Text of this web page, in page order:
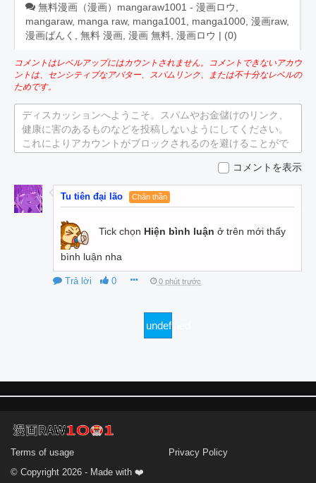
無料漫画（漫画）mangaraw1001 - 漫画ロウ,
mangaraw, manga raw, manga1001, manga1000, 漫画raw,
漫画ばんく, 無料 漫画, 漫画 無料, 漫画ロウ | (0)
コメントはレベルアップにはカウントされません。コメントできないアカウ
ントは、センシティブなアバター、スパムリンク、または不十分なレベルの
ためです。
ディスカッションへようこそ。スパムやお金儲けのリンク、
健康に害のあるものなどを投稿しないようにしてください。
これによりアカウントがブロックされるのを避けることがで
コメントを表示
Tu tiên đại lão Chân thần
Tick chọn Hiện bình luận ở trên mới thấy
bình luận nha
Trả lời 0 0 phút trước
undefined
Terms of usage
Privacy Policy
© Copyright 2026 - Made with ❤️